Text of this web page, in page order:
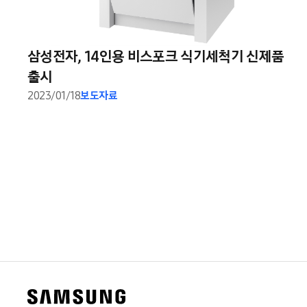
삼성전자, 14인용 비스포크 식기세척기 신제품
출시
2023/01/18보도자료